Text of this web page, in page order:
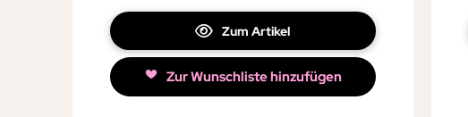
Zum Artikel
Zur Wunschliste hinzufügen